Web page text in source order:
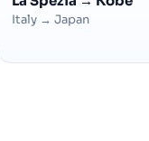
Italy → Japan